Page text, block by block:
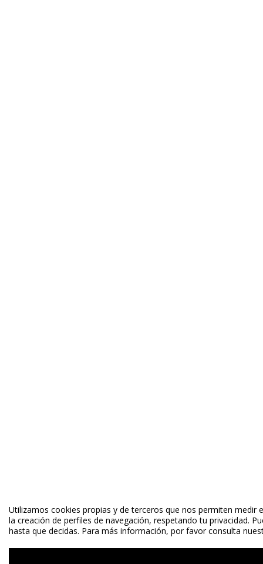
Utilizamos cookies propias y de terceros que nos permiten
la creación de perfiles de navegación, respetando tu privacidad.
hasta que decidas. Para más información, por favor consulta